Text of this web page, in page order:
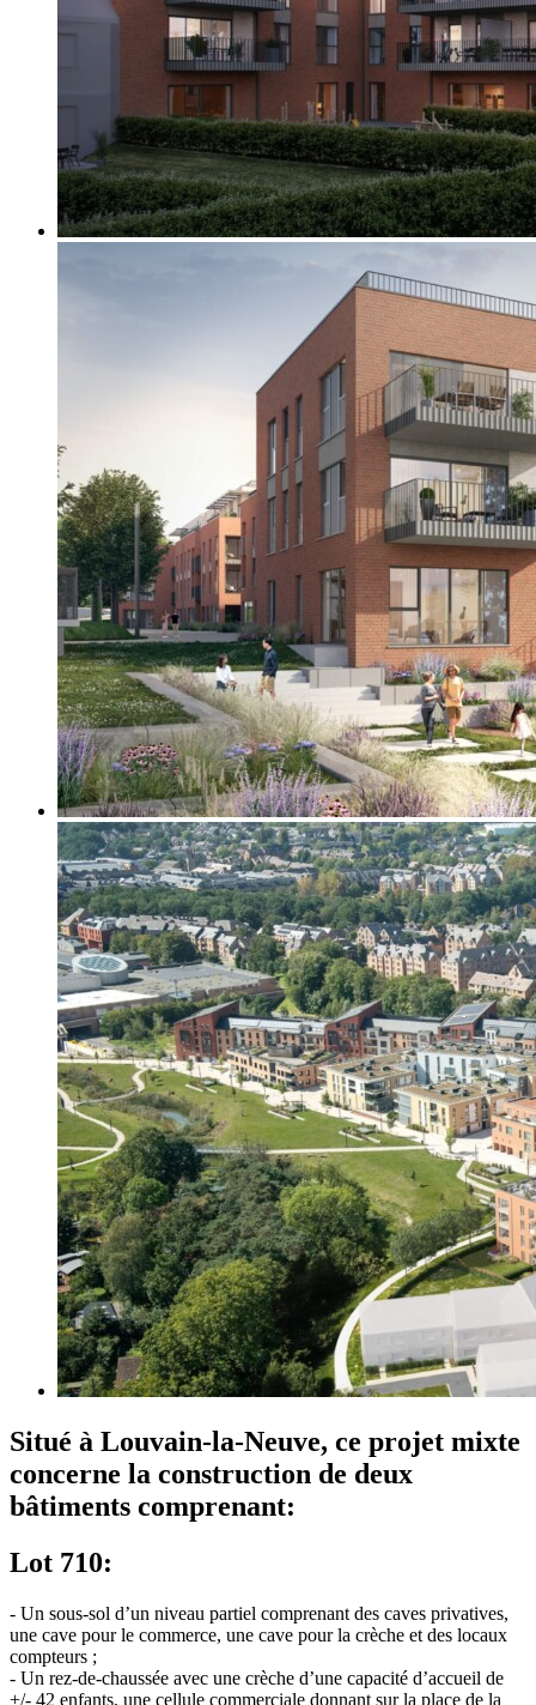
Situé à Louvain-la-Neuve, ce projet mixte
concerne la construction de deux
bâtiments comprenant:
Lot 710:
- Un sous-sol d’un niveau partiel comprenant des caves privatives,
une cave pour le commerce, une cave pour la crèche et des locaux
compteurs ;
- Un rez-de-chaussée avec une crèche d’une capacité d’accueil de
+/- 42 enfants, une cellule commerciale donnant sur la place de la